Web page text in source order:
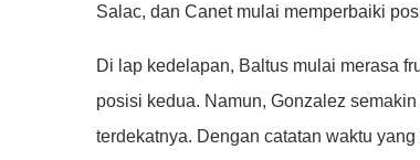
Salac, dan Canet mulai memperbaiki
Di lap kedelapan, Baltus mulai merasa
posisi kedua. Namun, Gonzalez
terdekatnya. Dengan catatan waktu